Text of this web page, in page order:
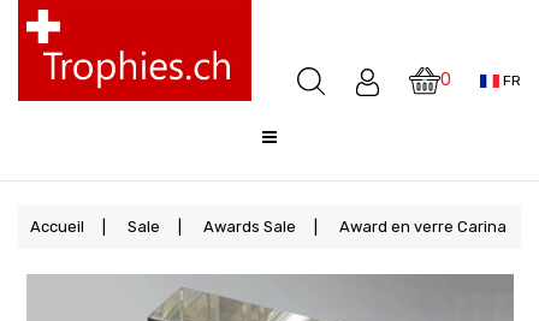
0 FR
Coupes
Médailles
Awards
Cloches
Sale
FAQ
Accueil Sale Awards Sale Award en verre Carina